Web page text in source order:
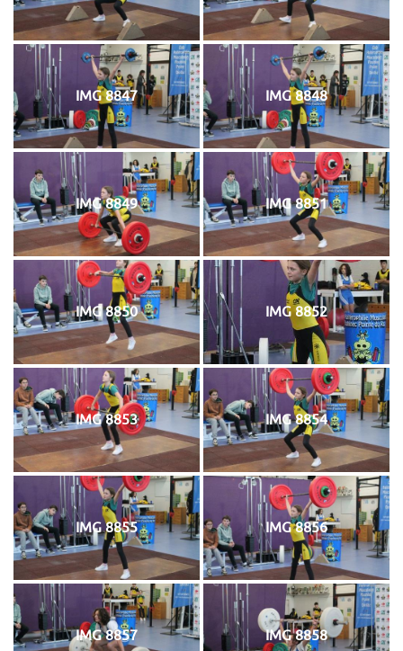
IMG 8847 IMG 8848
IMG 8849 IMG 8851
IMG 8850 IMG 8852
IMG 8853 IMG 8854
IMG 8855 IMG 8856
IMG 8857 IMG 8858